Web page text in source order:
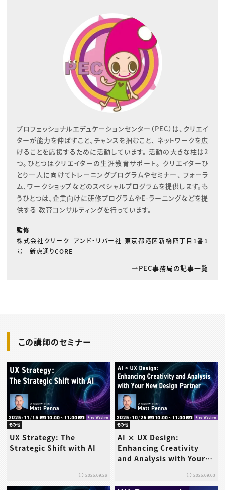
プロフェッショナルエデュケーションセンター（PEC）は、クリエイ
ターが能力を伸ばすこと、チャンスを掴むこと、 ネットワークを広
げることを応援するために活動しています。 活動の大きな柱は2
つ。ひとつはクリエイターの生涯教育サポート。 クリエイターひ
とり一人に向けてトレーニングプログラムやセミナー、 フォーラ
ム、ワークショップなどのスペシャルプログラムを提供します。も
うひとつは、企業向けに研修プログラムやE-ラーニングなどを提
供する 教育コンサルティングを行っています。
監修
株式会社クリーク･アンド・リバー社 東京都港区新橋四丁目1番1
号 新虎通りCORE
PEC事務局の記事一覧
この講師のセミナー
その他
UX Strategy: The
Strategic Shift with AI
2025.09.26
その他
AI × UX Design:
Enhancing Creativity
and Analysis with Your
2025.09.03